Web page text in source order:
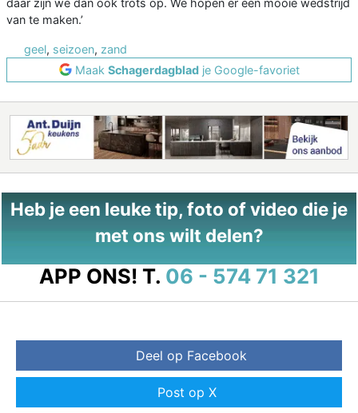
van te maken.’
geel, seizoen, zand
Maak Schagerdagbladje Google-favoriet
Heb je een leuke tip, foto of video die je
met ons wilt delen?
APP ONS! T. 06 - 574 71 321
Deel op Facebook
Post op X